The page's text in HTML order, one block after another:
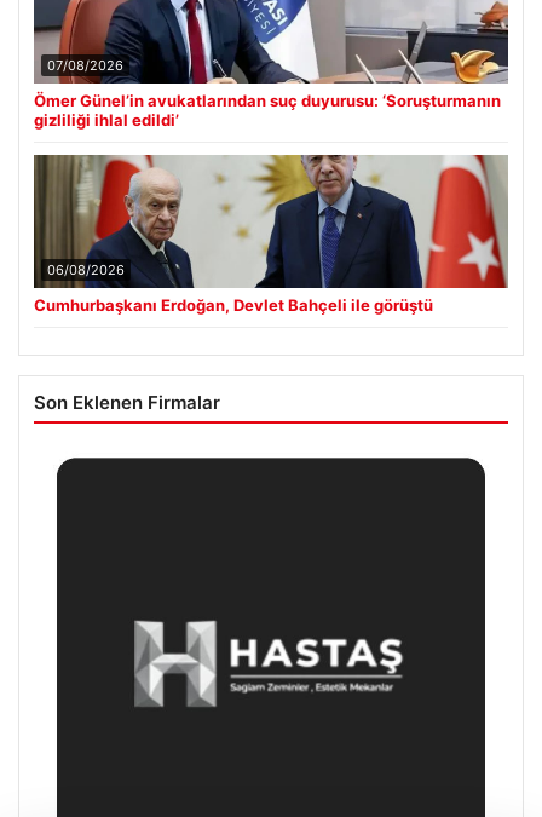
07/08/2026
Ömer Günel’in avukatlarından suç duyurusu: ‘Soruşturmanın
gizliliği ihlal edildi’
06/08/2026
Cumhurbaşkanı Erdoğan, Devlet Bahçeli ile görüştü
Son Eklenen Firmalar